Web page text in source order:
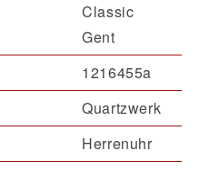
Classic
Gent
1216455a
Quartzwerk
Herrenuhr